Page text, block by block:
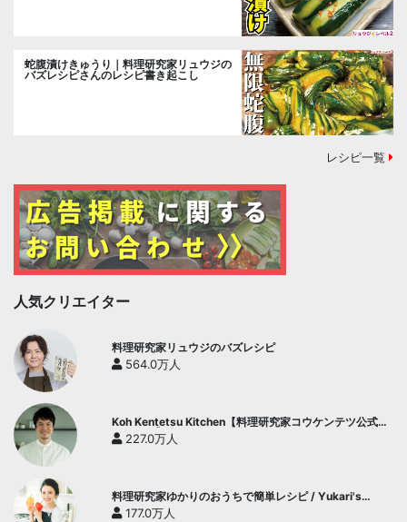
蛇腹漬けきゅうり｜料理研究家リュウジの
バズレシピさんのレシピ書き起こし
レシピ一覧
人気クリエイター
料理研究家リュウジのバズレシピ
564.0万人
Koh Kentetsu Kitchen【料理研究家コウケンテツ公式チ
ャンネル】
227.0万人
料理研究家ゆかりのおうちで簡単レシピ / Yukari's
Kitchen
177.0万人